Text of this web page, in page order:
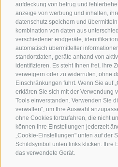
aufdeckung von betrug und
anzeige von werbung und inhalten,
datenschutz speichern und
kombination von daten aus
verschiedener endgeräte,
automatisch übermittelter
standortdaten, geräte anhand von
identifizieren. Es steht Ihnen frei, Ihre
verweigern oder zu widerrufen, ohne
Einschränkungen führt. Wenn Sie auf
erklären Sie sich mit der Verwendung
Tools einverstanden. Verwenden Sie
verwalten", um Ihre Auswahl
ohne Cookies fortzufahren, die nicht
können Ihre Einstellungen jederzeit
„Cookie-Einstellungen" unten auf der
Schildsymbol unten links klicken. Ihre
das verwendete Gerät.